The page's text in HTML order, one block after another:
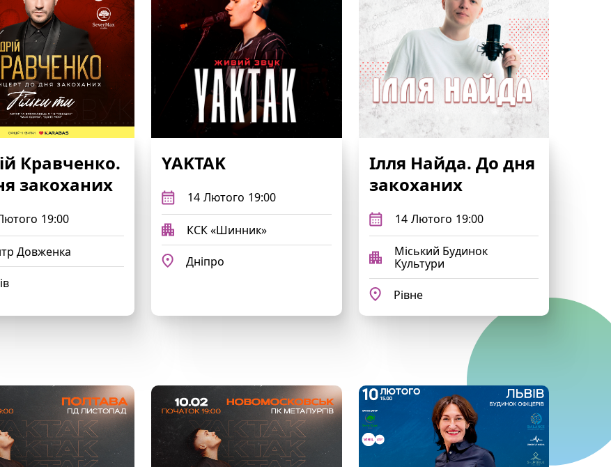
Кравченко.
закоханих
19:00
Довженка
YAKTAK
14 Лютого 19:00
КСК «Шинник»
Дніпро
Ілля Найда. До дня
закоханих
14 Лютого 19:00
Міський Будинок
Культури
Рівне